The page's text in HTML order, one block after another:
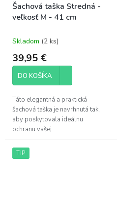
Šachová taška Stredná -
veľkosť M - 41 cm
Skladom (2 ks)
39,95 €
DO KOŠÍKA
Táto elegantná a praktická
šachová taška je navrhnutá tak,
aby poskytovala ideálnu
ochranu vašej...
TIP